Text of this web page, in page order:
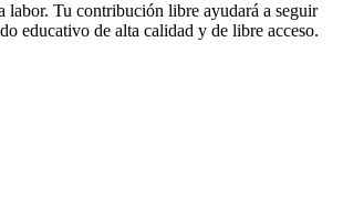
labor. Tu contribución libre ayudará a seguir
educativo de alta calidad y de libre acceso.